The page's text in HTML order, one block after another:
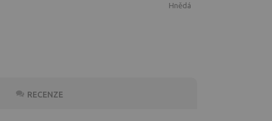
hnědá
RECENZE